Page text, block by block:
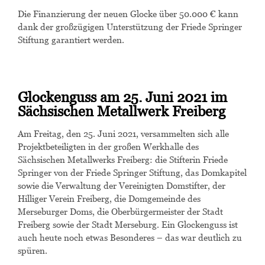
Die Finanzierung der neuen Glocke über 50.000 € kann
dank der großzügigen Unterstützung der Friede Springer
Stiftung garantiert werden.
Glockenguss am 25. Juni 2021 im
Sächsischen Metallwerk Freiberg
Am Freitag, den 25. Juni 2021, versammelten sich alle
Projektbeteiligten in der großen Werkhalle des
Sächsischen Metallwerks Freiberg: die Stifterin Friede
Springer von der Friede Springer Stiftung, das Domkapitel
sowie die Verwaltung der Vereinigten Domstifter, der
Hilliger Verein Freiberg, die Domgemeinde des
Merseburger Doms, die Oberbürgermeister der Stadt
Freiberg sowie der Stadt Merseburg. Ein Glockenguss ist
auch heute noch etwas Besonderes – das war deutlich zu
spüren.